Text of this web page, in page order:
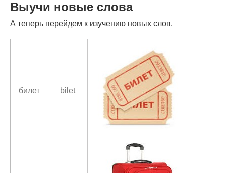
Выучи новые слова
А теперь перейдем к изучению новых слов.
билет bilet